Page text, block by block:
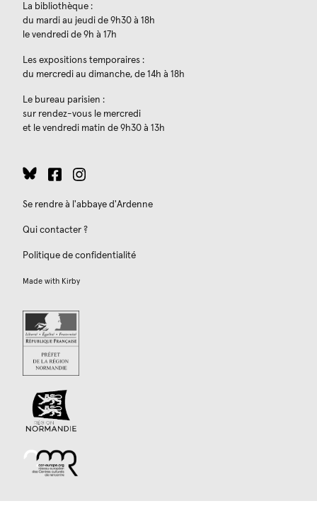
La bibliothèque :
du mardi au jeudi de 9h30 à 18h
le vendredi de 9h à 17h
Les expositions temporaires :
du mercredi au dimanche, de 14h à 18h
Le bureau parisien :
sur rendez-vous le mercredi
et le vendredi matin de 9h30 à 13h
Se rendre à l'abbaye d'Ardenne
Qui contacter ?
Politique de confidentialité
Made with Kirby